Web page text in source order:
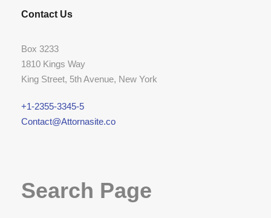
Contact Us
Box 3233
1810 Kings Way
King Street, 5th Avenue, New York
+1-2355-3345-5
Contact@Attornasite.co
Search Page